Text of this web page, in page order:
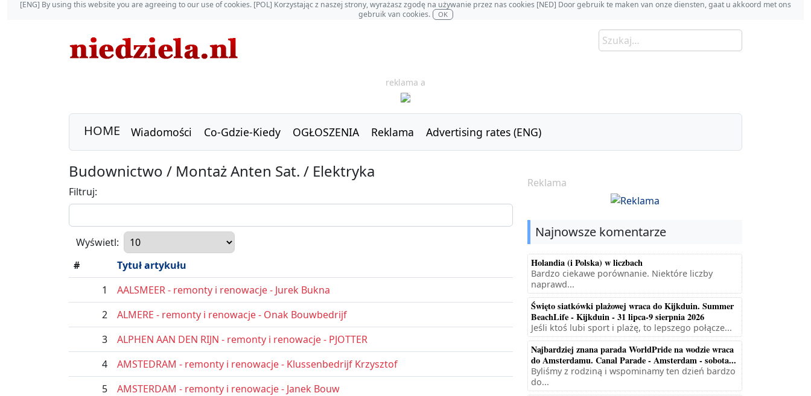
[ENG] By using this website you are agreeing to our use of cookies. [POL] Korzystając z naszej strony, wyrażasz zgodę na używanie przez nas cookies [NED] Door gebruik te maken van onze diensten, gaat u akkoord met ons
gebruik van cookies.
OK
reklama a
HOME Wiadomości Co-Gdzie-Kiedy OGŁOSZENIA Reklama Advertising rates (ENG)
Budownictwo / Montaż Anten Sat. / Elektryka
Filtruj:
Wyświetl:
#
Tytuł artykułu
1
AALSMEER - remonty i renowacje - Jurek Bukna
2
ALMERE - remonty i renowacje - Onak Bouwbedrijf
3
ALPHEN AAN DEN RIJN - remonty i renowacje - PJOTTER
4
AMSTEDRAM - remonty i renowacje - Klussenbedrijf Krzysztof
5
AMSTERDAM - remonty i renowacje - Janek Bouw
Reklama
Najnowsze komentarze
Holandia (i Polska) w liczbach
Bardzo ciekawe porównanie. Niektóre liczby
naprawd...
Święto siatkówki plażowej wraca do Kijkduin. Summer
BeachLife - Kijkduin - 31 lipca-9 sierpnia 2026
Jeśli ktoś lubi sport i plażę, to lepszego połącze...
Najbardziej znana parada WorldPride na wodzie wraca
do Amsterdamu. Canal Parade - Amsterdam - sobota...
Byliśmy z rodziną i wspominamy ten dzień bardzo
do...